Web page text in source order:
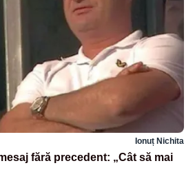
Ionuț Nichita
fără precedent: „Cât să mai